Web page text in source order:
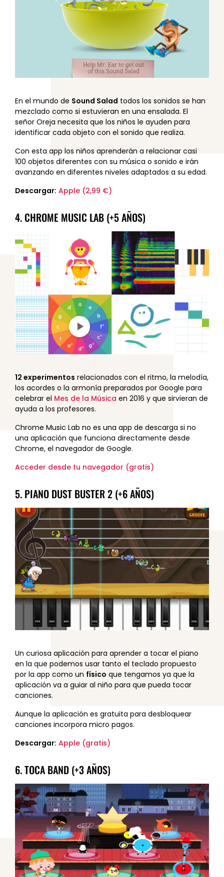
En el mundo de Sound Salad todos los sonidos se han
mezclado como si estuvieran en una ensalada. El
señor Oreja necesita que los niños le ayuden para
identificar cada objeto con el sonido que realiza.
Con esta app los niños aprenderán a relacionar casi
100 objetos diferentes con su música o sonido e irán
avanzando en diferentes niveles adaptados a su edad.
Descargar: Apple (2,99 €)
4. CHROME MUSIC LAB (+5 AÑOS)
12 experimentos relacionados con el ritmo, la melodía,
los acordes o la armonía preparados por Google para
celebrar el Mes de la Música en 2016 y que sirvieran de
ayuda a los profesores.
Chrome Music Lab no es una app de descarga si no
una aplicación que funciona directamente desde
Chrome, el navegador de Google.
Acceder desde tu navegador (gratis)
5. PIANO DUST BUSTER 2 (+6 AÑOS)
Un curiosa aplicación para aprender a tocar el piano
en la que podemos usar tanto el teclado propuesto
por la app como un físico que tengamos ya que la
aplicación va a guiar al niño para que pueda tocar
canciones.
Aunque la aplicación es gratuita para desbloquear
canciones incorpora micro pagos.
Descargar: Apple (gratis)
6. TOCA BAND (+3 AÑOS)